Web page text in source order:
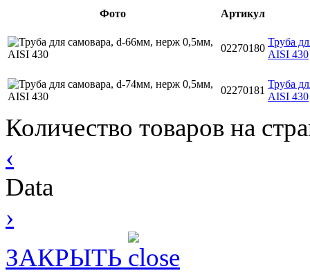
Фото Артикул
02270180
Труба
AISI 430
02270181
Труба
AISI 430
Количество товаров на
‹
Data
›
ЗАКРЫТЬ